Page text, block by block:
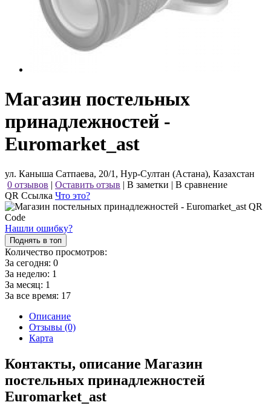
Магазин постельных
принадлежностей -
Euromarket_ast
ул. Каныша Сатпаева, 20/1, Нур-Султан (Астана), Казахстан
0 отзывов | Оставить отзыв | В заметки | В сравнение
QR Ссылка Что это?
Нашли ошибку?
Поднять в топ
Количество просмотров:
За сегодня: 0
За неделю: 1
За месяц: 1
За все время: 17
Описание
Отзывы (0)
Карта
Контакты, описание Магазин
постельных принадлежностей
Euromarket_ast